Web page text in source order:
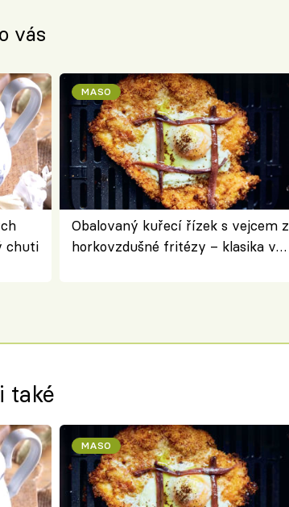
vás
chuti
MASO
Obalovaný kuřecí řízek s vejcem z
horkovzdušné fritézy – klasika v
také
MASO